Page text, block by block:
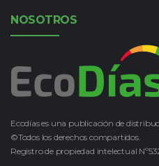
NOSOTROS
Ecodías es una publicación de
©Todos los derechos compartidos.
Registro de propiedad intelectual